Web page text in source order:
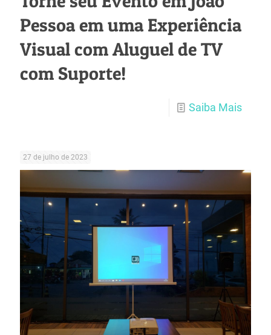
Pessoa em uma Experiência
Visual com Aluguel de TV
com Suporte!
Saiba Mais
27 de julho de 2023